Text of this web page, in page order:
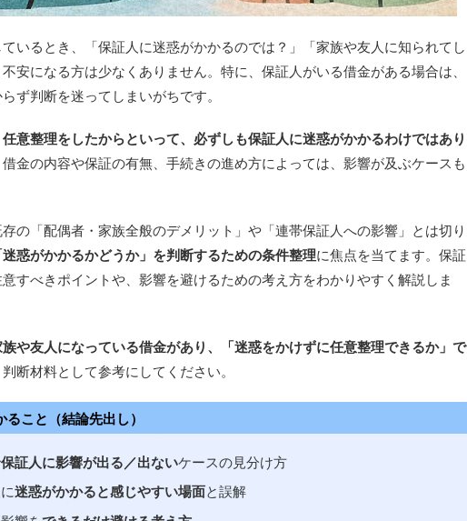
いるとき、「保証人に迷惑がかかるのでは？」「家族や友人に知られてし
安になる方は少なくありません。特に、保証人がいる借金がある場合は、
ず判断を迷ってしまいがちです。
任意整理をしたからといって、必ずしも保証人に迷惑がかかるわけではあり
金の内容や保証の有無、手続きの進め方によっては、影響が及ぶケースも
の「配偶者・家族全般のデメリット」や「連帯保証人への影響」とは切り
迷惑がかかるかどうか」を判断するための条件整理に焦点を当てます。保証
すべきポイントや、影響を避けるための考え方をわかりやすく解説しま
や友人になっている借金があり、「迷惑をかけずに任意整理できるか」で
断材料として参考にしてください。
こと（結論先出し）
保証人に影響が出る／出ないケースの見分け方
迷惑がかかると感じやすい場面と誤解